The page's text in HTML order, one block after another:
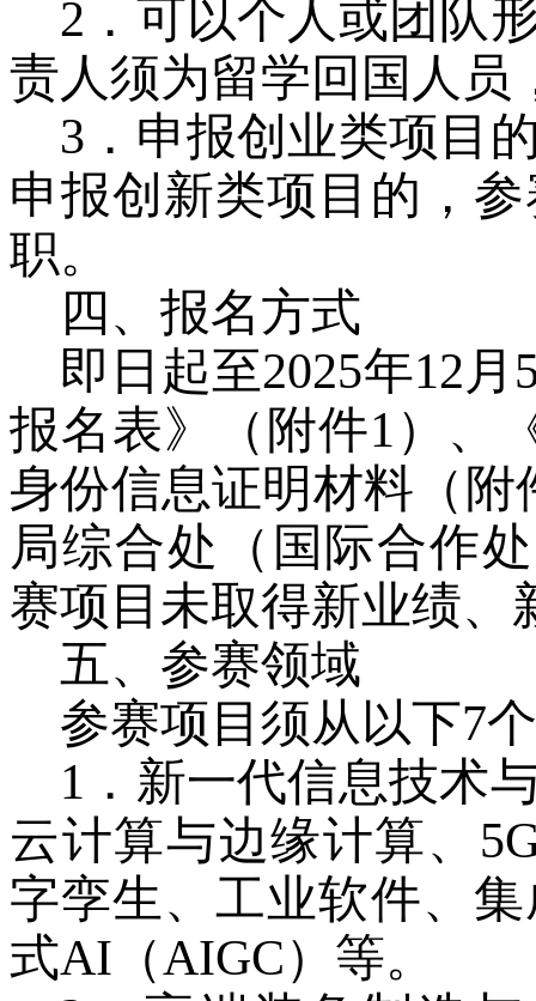
2 ． 可以个人或团队
责人须为留学回国人员
3 ．申报创业类项目
申报创新类项目的，
职。
四、报名方式
即日起至2025年12 月
报名表》（附件1 ）、
身份信息证明材料（附
局综合处（国际合作
赛项目未取得新业绩、
五、参赛领域
参赛项目须从以下7
1 ． 新一代信息技术
云计算与边缘计算、
字孪生、工业软件、
式AI （AIGC）等。